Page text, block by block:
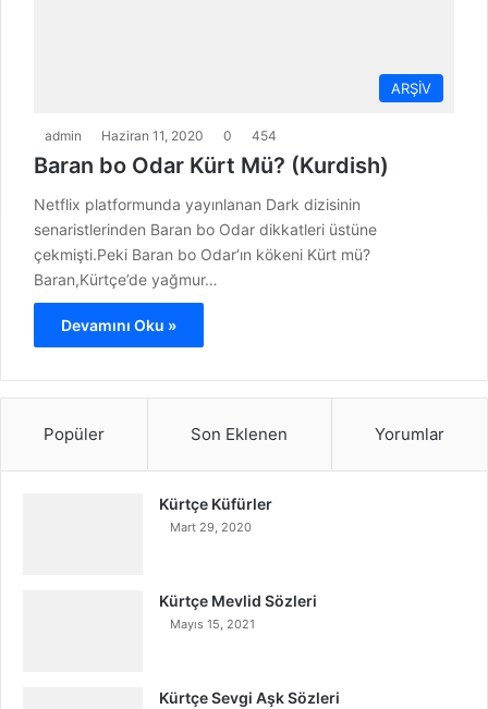
ARŞİV
admin Haziran 11, 2020 0 454
Baran bo Odar Kürt Mü? (Kurdish)
Netflix platformunda yayınlanan Dark dizisinin
senaristlerinden Baran bo Odar dikkatleri üstüne
çekmişti.Peki Baran bo Odar‘ın kökeni Kürt mü?
Baran,Kürtçe’de yağmur…
Devamını Oku »
Popüler Son Eklenen Yorumlar
Kürtçe Küfürler
Mart 29, 2020
Kürtçe Mevlid Sözleri
Mayıs 15, 2021
Kürtçe Sevgi Aşk Sözleri